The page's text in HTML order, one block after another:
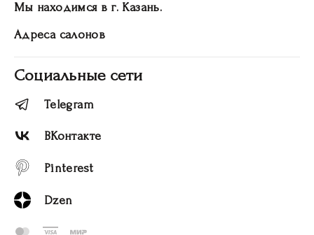
Мы находимся в г. Казань.
Адреса салонов
Социальные сети
Telegram
ВКонтакте
Pinterest
Dzen